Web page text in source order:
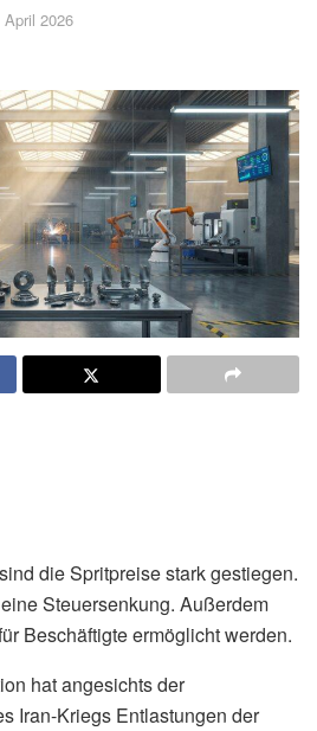
April 2026
die Spritpreise stark gestiegen.
Steuersenkung. Außerdem
Beschäftigte ermöglicht werden.
hat angesichts der
Iran-Kriegs Entlastungen der